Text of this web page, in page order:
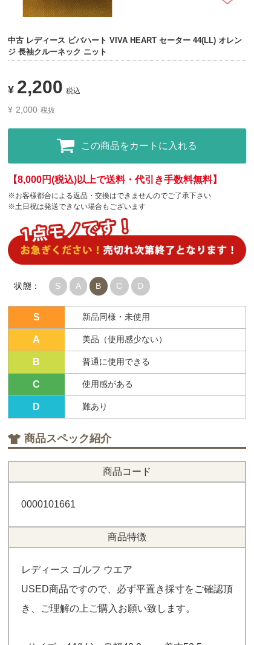
中古 レディース ビバハート VIVA HEART セーター 44(LL) オレン
ジ 長袖クルーネック ニット
¥ 2,200 税込
¥ 2,000 税抜
この商品をカートに入れる
【8,000円(税込)以上で送料・代引き手数料無料】
※お客様都合による返品・交換はできませんのでご了承下さい
※土日祝は発送できない場合もございます
状態： S A B C D
S 新品同様・未使用
A 美品（使用感少ない）
B 普通に使用できる
C 使用感がある
D 難あり
商品スペック紹介
商品コード
0000101661
商品特徴
レディース ゴルフ ウエア
USED商品ですので、必ず平置き採寸をご確認頂
き、ご理解の上ご購入お願い致します。